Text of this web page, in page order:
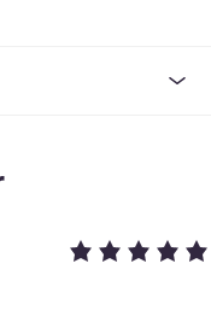
rebelsk og
størrelse!
at den passer